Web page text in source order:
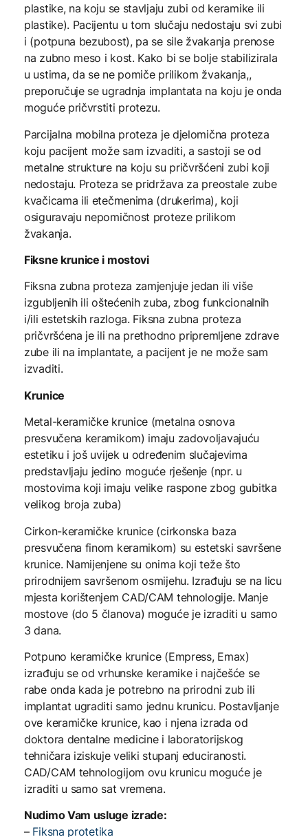
plastike, na koju se stavljaju zubi od keramike ili
plastike). Pacijentu u tom slučaju nedostaju svi zubi
i (potpuna bezubost), pa se sile žvakanja prenose
na zubno meso i kost. Kako bi se bolje stabilizirala
u ustima, da se ne pomiče prilikom žvakanja,,
preporučuje se ugradnja implantata na koju je onda
moguće pričvrstiti protezu.
Parcijalna mobilna proteza je djelomična proteza
koju pacijent može sam izvaditi, a sastoji se od
metalne strukture na koju su pričvršćeni zubi koji
nedostaju. Proteza se pridržava za preostale zube
kvačicama ili etečmenima (drukerima), koji
osiguravaju nepomičnost proteze prilikom
žvakanja.
Fiksne krunice i mostovi
Fiksna zubna proteza zamjenjuje jedan ili više
izgubljenih ili oštećenih zuba, zbog funkcionalnih
i/ili estetskih razloga. Fiksna zubna proteza
pričvršćena je ili na prethodno pripremljene zdrave
zube ili na implantate, a pacijent je ne može sam
izvaditi.
Krunice
Metal-keramičke krunice (metalna osnova
presvučena keramikom) imaju zadovoljavajuću
estetiku i još uvijek u određenim slučajevima
predstavljaju jedino moguće rješenje (npr. u
mostovima koji imaju velike raspone zbog gubitka
velikog broja zuba)
Cirkon-keramičke krunice (cirkonska baza
presvučena finom keramikom) su estetski savršene
krunice. Namijenjene su onima koji teže što
prirodnijem savršenom osmijehu. Izrađuju se na licu
mjesta korištenjem CAD/CAM tehnologije. Manje
mostove (do 5 članova) moguće je izraditi u samo
3 dana.
Potpuno keramičke krunice (Empress, Emax)
izrađuju se od vrhunske keramike i najčešće se
rabe onda kada je potrebno na prirodni zub ili
implantat ugraditi samo jednu krunicu. Postavljanje
ove keramičke krunice, kao i njena izrada od
doktora dentalne medicine i laboratorijskog
tehničara iziskuje veliki stupanj educiranosti.
CAD/CAM tehnologijom ovu krunicu moguće je
izraditi u samo sat vremena.
Nudimo Vam usluge izrade:
– Fiksna protetika